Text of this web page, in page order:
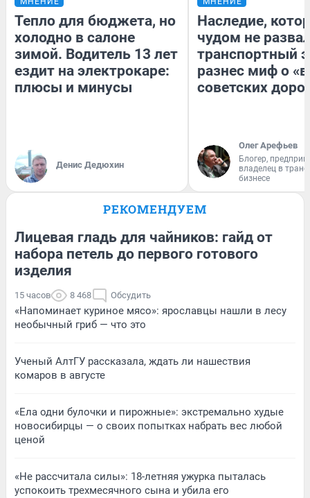
Тепло для бюджета, но
холодно в салоне
зимой. Водитель 13 лет
ездит на электрокаре:
плюсы и минусы
Денис Дедюхин
Наследие,
чудом не
транспортный
разнес миф о
советских
Олег Арефьев
Блогер,
владелец в
бизнесе
РЕКОМЕНДУЕМ
Лицевая гладь для чайников: гайд от
набора петель до первого готового
изделия
15 часов 8 468 Обсудить
«Напоминает куриное мясо»: ярославцы нашли в лесу
необычный гриб — что это
Ученый АлтГУ рассказала, ждать ли нашествия
комаров в августе
«Ела одни булочки и пирожные»: экстремально худые
новосибирцы — о своих попытках набрать вес любой
ценой
«Не рассчитала силы»: 18-летняя ужурка пыталась
успокоить трехмесячного сына и убила его